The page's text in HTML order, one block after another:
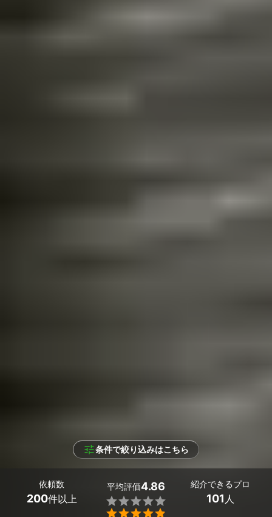
条件で絞り込みはこちら
依頼数
200件以上
平均評価4.86


紹介できるプロ
101 人